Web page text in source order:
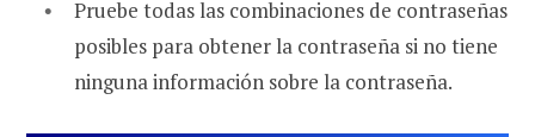
Pruebe todas las combinaciones de contraseñas
posibles para obtener la contraseña si no tiene
ninguna información sobre la contraseña.